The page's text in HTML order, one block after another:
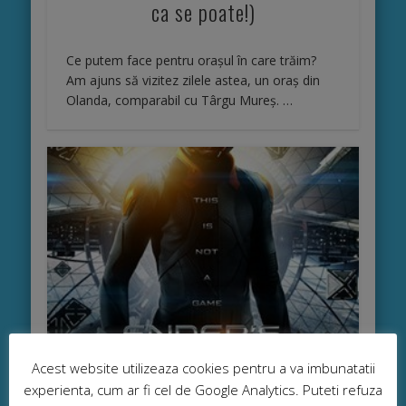
ca se poate!)
Ce putem face pentru orașul în care trăim?
Am ajuns să vizitez zilele astea, un oraș din
Olanda, comparabil cu Târgu Mureș. …
Acest website utilizeaza cookies pentru a va imbunatatii
experienta, cum ar fi cel de Google Analytics. Puteti refuza